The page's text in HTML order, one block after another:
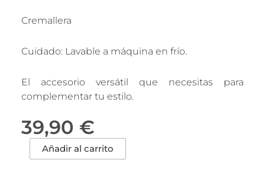
Cremallera
Cuidado: Lavable a máquina en frío.
El accesorio versátil que necesitas para
complementar tu estilo.
39,90 €
Añadir al carrito